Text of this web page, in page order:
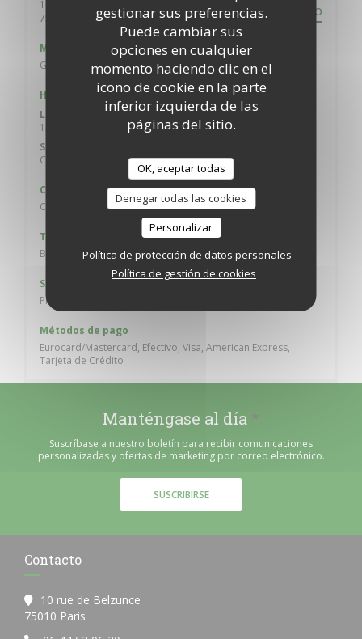
gestionar sus preferencias.
Puede cambiar sus
opciones en cualquier
momento haciendo clic en el
icono de cookie en la parte
inferior izquierda de las
páginas del sitio.
OK, aceptar todas
Denegar todas las cookies
Personalizar
Política de protección de datos personales
Política de gestión de cookies
10 rue de Belzunce
75010 Paris
((abre en una nueva ventana)) ITINERARIO
Metro
Gare du nord, Poissonnière
Horario de apertura
Lun
12:00 - 13:30
19:00 - 21:30
Sab
Cerrado
Cocina
Cocina moderna, Francesa Tradicional
Tipo de negocio
Bistronomique
Servicios
Privatización, Acceso WiFi, Terraza
Métodos de pago
Eurocard/Mastercard, Efectivo, Visa, American Express,
Tarjeta de Crédito
Manténgase al día *
Suscríbase a nuestro boletín para recibir comunicaciones
personalizadas y ofertas de marketing por correo electrónico.
SUSCRIBIRSE
Contacto
10 rue de Belzunce
75010 Paris